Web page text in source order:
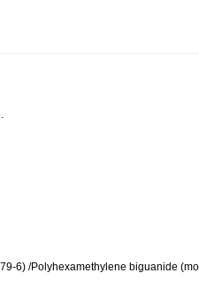
6) /Polyhexamethylene biguanide